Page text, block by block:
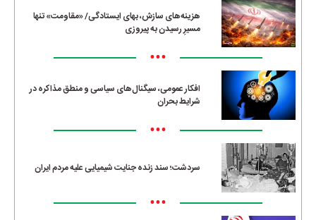
هزینه‌های سازش، بهای ایستادگی/ «مقاومت» تنها
مسیرِ رسیدن به پیروزی
•••
افکار عمومی، سیگنال‌های سیاسی و منطق مذاکره در
شرایط بحران
•••
سردشت؛ سند زنده جنایت شیمیایی علیه مردم ایران
•••